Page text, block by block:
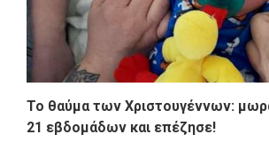
To θαύμα των Χριστουγέννων:
21 εβδομάδων και επέζησε!